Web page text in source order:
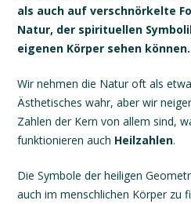
als auch auf verschnörkelte
Natur, der spirituellen
eigenen Körper sehen können.
Wir nehmen die Natur oft als
Ästhetisches wahr, aber wir
Zahlen der Kern von allem sind,
funktionieren auch Heilzahlen.
Die Symbole der heiligen
auch im menschlichen Körper zu